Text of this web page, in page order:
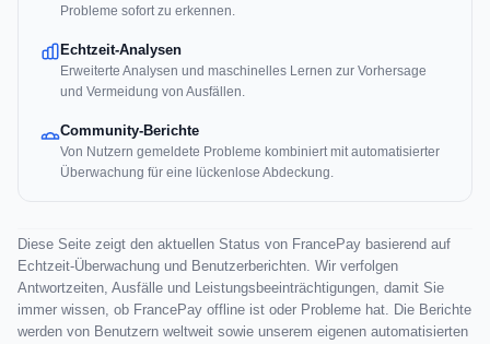
Probleme sofort zu erkennen.
Echtzeit-Analysen
Erweiterte Analysen und maschinelles Lernen zur Vorhersage
und Vermeidung von Ausfällen.
Community-Berichte
Von Nutzern gemeldete Probleme kombiniert mit automatisierter
Überwachung für eine lückenlose Abdeckung.
Diese Seite zeigt den aktuellen Status von FrancePay basierend auf
Echtzeit-Überwachung und Benutzerberichten. Wir verfolgen
Antwortzeiten, Ausfälle und Leistungsbeeinträchtigungen, damit Sie
immer wissen, ob FrancePay offline ist oder Probleme hat. Die Berichte
werden von Benutzern weltweit sowie unserem eigenen automatisierten